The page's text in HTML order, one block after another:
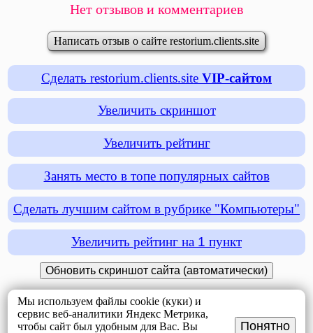
Нет отзывов и комментариев
Написать отзыв о сайте restorium.clients.site
Сделать restorium.clients.site VIP-сайтом
Увеличить скриншот
Увеличить рейтинг
Занять место в топе популярных сайтов
Сделать лучшим сайтом в рубрике "Компьютеры"
Увеличить рейтинг на 1 пункт
Мы используем файлы cookie (куки) и
сервис веб-аналитики Яндекс Метрика,
чтобы сайт был удобным для Вас. Вы
Понятно